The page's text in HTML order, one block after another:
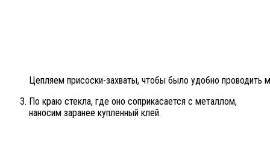
Цепляем присоски-захваты, чтобы было удобно проводить
По краю стекла, где оно соприкасается с металлом,
наносим заранее купленный клей.